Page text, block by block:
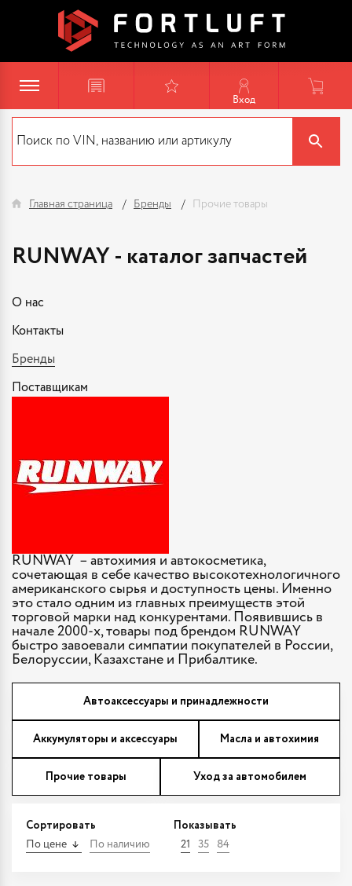
Вход
Главная страница Бренды Прочие товары
RUNWAY - каталог запчастей
О нас
Контакты
Бренды
Поставщикам
RUNWAY – автохимия и автокосметика,
сочетающая в себе качество высокотехнологичного
американского сырья и доступность цены. Именно
это стало одним из главных преимуществ этой
торговой марки над конкурентами. Появившись в
начале 2000-х, товары под брендом RUNWAY
быстро завоевали симпатии покупателей в России,
Белоруссии, Казахстане и Прибалтике.
Автоаксессуары и принадлежности
Аккумуляторы и аксессуары Масла и автохимия
Прочие товары Уход за автомобилем
Сортировать
По цене По наличию
Показывать
21 35 84